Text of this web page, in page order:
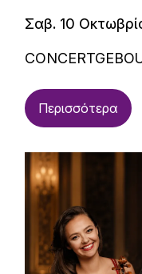
Σαβ. 10
Περισσότερα